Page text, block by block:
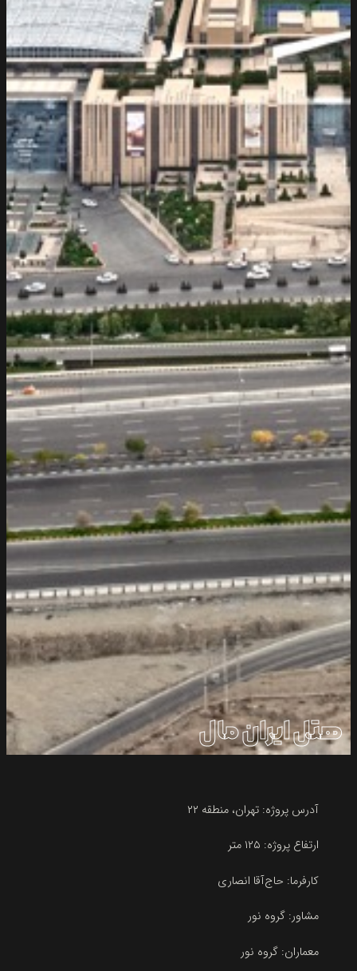
هتل ایران مال
آدرس پروژه: تهران، منطقه ۲۲
ارتفاع پروژه: ۱۲۵ متر
کارفرما: حاج‌آقا انصاری
مشاور: گروه نور
معماران: گروه نور